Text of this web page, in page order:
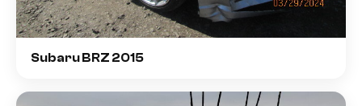
Subaru BRZ 2015